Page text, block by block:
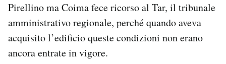
Pirellino ma Coima fece ricorso al Tar, il tribunale
amministrativo regionale, perché quando aveva
acquisito l’edificio queste condizioni non erano
ancora entrate in vigore.